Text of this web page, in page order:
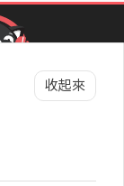
收起來
聲音樂獎